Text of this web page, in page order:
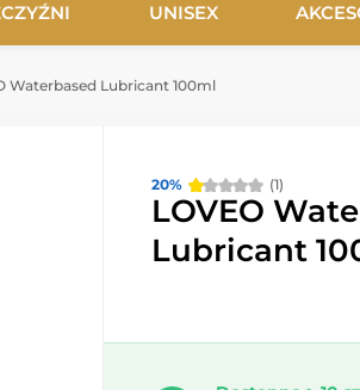
UNISEX
Waterbased Lubricant 100ml
20% (1)
LOVEO
Lubricant